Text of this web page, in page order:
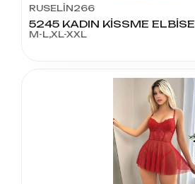
RUSELİN266
5245 KADIN KİSSME ELBİSE
M-L,XL-XXL